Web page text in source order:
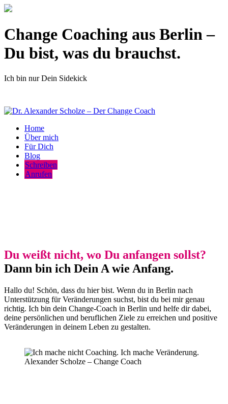
Change Coaching aus Berlin –
Du bist, was du brauchst.
Ich bin nur Dein Sidekick
Home
Über mich
Für Dich
Blog
Schreiben
Anrufen
Du weißt nicht, wo Du anfangen sollst?
Dann bin ich Dein A wie Anfang.
Hallo du! Schön, dass du hier bist. Wenn du in Berlin nach
Unterstützung für Veränderungen suchst, bist du bei mir genau
richtig. Ich bin dein Change-Coach in Berlin und helfe dir dabei,
deine persönlichen und beruflichen Ziele zu erreichen und positive
Veränderungen in deinem Leben zu gestalten.